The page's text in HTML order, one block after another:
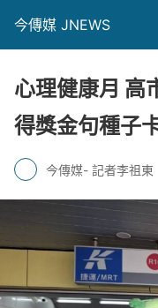
今傳媒 JNEWS
心理健康月 高
得獎金句種子
今傳媒- 記者李祖東